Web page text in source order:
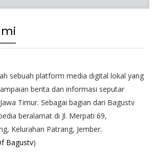
sebuah platform media digital lokal yang
berita dan informasi seputar
Timur. Sebagai bagian dari Bagustv
beralamat di Jl. Merpati 69,
Kelurahan Patrang, Jember.
Bagustv)